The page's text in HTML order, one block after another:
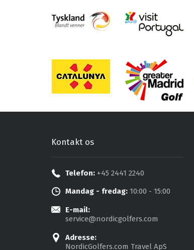
Kontakt os
Telefon: +45 2441 2240
Mandag - fredag: 10:00 - 15:00
E-mail:
service@nordicgolfers.com
Adresse:
NordicGolfers.com Travel ApS